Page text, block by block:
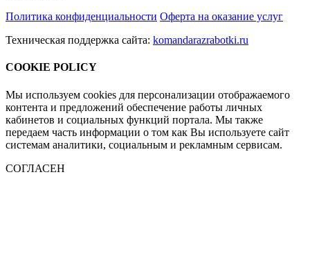
Политика конфиденциальности Оферта на оказание услуг
Техническая поддержка сайта: komandarazrabotki.ru
COOKIE POLICY
Мы используем cookies для персонализации отображаемого
контента и предложений обеспечение работы личных
кабинетов и социальных функций портала. Мы также
передаем часть информации о том как Вы используете сайт
системам аналитики, социальным и рекламным сервисам.
СОГЛАСЕН